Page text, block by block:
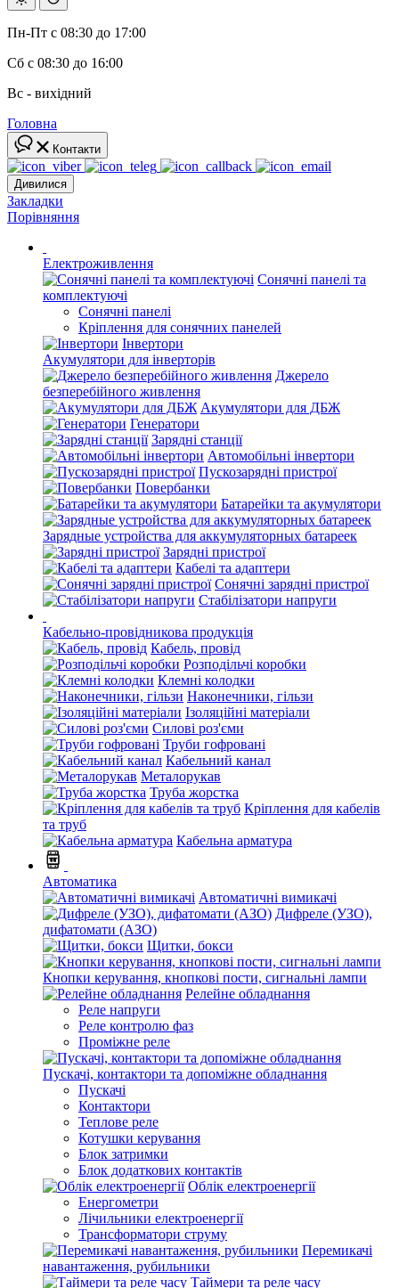
Пн-Пт с 08:30 до 17:00
Сб с 08:30 до 16:00
Вс - вихідний
Головна
Контакти
Дивилися
Закладки
Порівняння
Електроживлення
Сонячні панелі та
комплектуючі
Сонячні панелі
Кріплення для сонячних панелей
Інвертори
Акумулятори для інверторів
Джерело
безперебійного живлення
Акумулятори для ДБЖ
Генератори
Зарядні станції
Автомобільні інвертори
Пускозарядні пристрої
Повербанки
Батарейки та акумулятори
Зарядные устройства для аккумуляторных батареек
Зарядні пристрої
Кабелі та адаптери
Сонячні зарядні пристрої
Стабілізатори напруги
Кабельно-провідникова продукція
Кабель, провід
Розподільчі коробки
Клемні колодки
Наконечники, гільзи
Ізоляційні матеріали
Силові роз'єми
Труби гофровані
Кабельний канал
Металорукав
Труба жорстка
Кріплення для кабелів
та труб
Кабельна арматура
Автоматика
Автоматичні вимикачі
Дифреле (УЗО),
дифатомати (АЗО)
Щитки, бокси
Кнопки керування, кнопкові пости, сигнальні лампи
Релейне обладнання
Реле напруги
Реле контролю фаз
Проміжне реле
Пускачі, контактори та допоміжне обладнання
Пускачі
Контактори
Теплове реле
Котушки керування
Блок затримки
Блок додаткових контактів
Облік електроенергії
Енергометри
Лічильники електроенергії
Трансформатори струму
Перемикачі
навантаження, рубильники
Таймери та реле часу